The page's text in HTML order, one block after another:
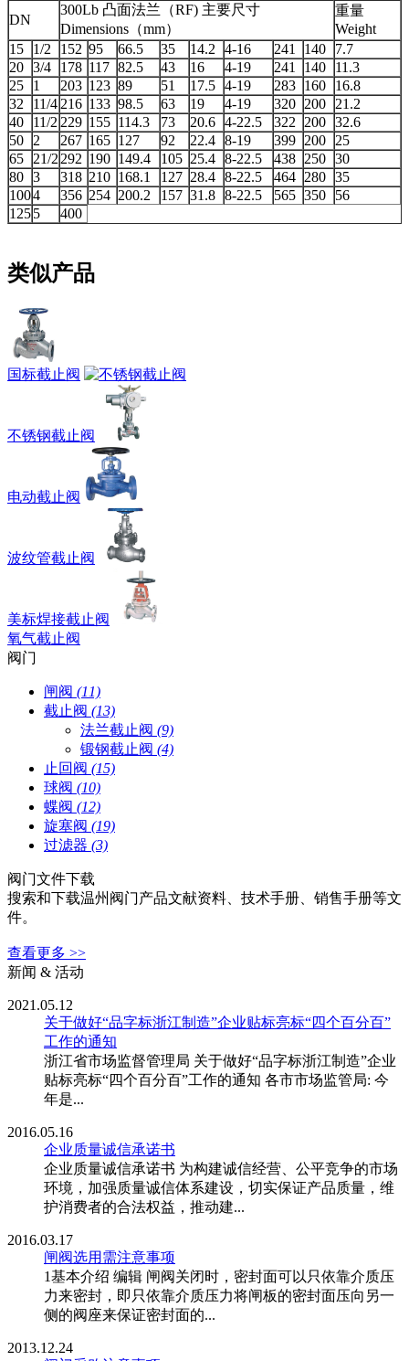
DN
300Lb 凸面法兰（RF) 主要尺寸
Dimensions（mm）
重量
Weight
15
1/2 152 95 66.5 35 14.2 4-16 241 140
7.7
20 3/4 178 117 82.5 43 16 4-19 241 140
11.3
25
1 203 123 89 51 17.5 4-19 283 160
16.8
32
11/4 216 133 98.5 63 19 4-19 320 200
21.2
40
11/2 229 155 114.3 73 20.6 4-22.5 322 200 32.6
50
2 267 165 127 92 22.4 8-19 399 200
25
65
21/2 292 190 149.4 105 25.4 8-22.5 438 250 30
80 3 318 210 168.1 127 28.4 8-22.5 464 280 35
1004 356 254 200.2 157 31.8 8-22.5 565 350
56
1255 400
类似产品
国标截止阀
不锈钢截止阀
电动截止阀
波纹管截止阀
美标焊接截止阀
氧气截止阀
阀门
闸阀 (11)
截止阀 (13)
法兰截止阀 (9)
锻钢截止阀 (4)
止回阀 (15)
球阀 (10)
蝶阀 (12)
旋塞阀 (19)
过滤器 (3)
阀门文件下载
搜索和下载温州阀门产品文献资料、技术手册、销售手册等文
件。
查看更多 >>
新闻 & 活动
2021.05.12
关于做好“品字标浙江制造”企业贴标亮标“四个百分百”
工作的通知
浙江省市场监督管理局 关于做好“品字标浙江制造”企业
贴标亮标“四个百分百”工作的通知 各市市场监管局: 今
年是...
2016.05.16
企业质量诚信承诺书
企业质量诚信承诺书 为构建诚信经营、公平竞争的市场
环境，加强质量诚信体系建设，切实保证产品质量，维
护消费者的合法权益，推动建...
2016.03.17
闸阀选用需注意事项
1基本介绍 编辑 闸阀关闭时，密封面可以只依靠介质压
力来密封，即只依靠介质压力将闸板的密封面压向另一
侧的阀座来保证密封面的...
2013.12.24